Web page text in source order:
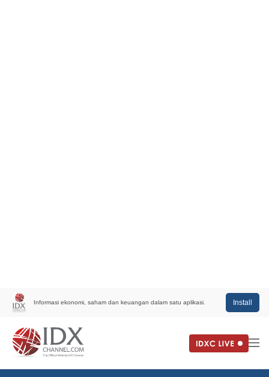
Informasi ekonomi, saham dan keuangan dalam satu aplikasi. Install